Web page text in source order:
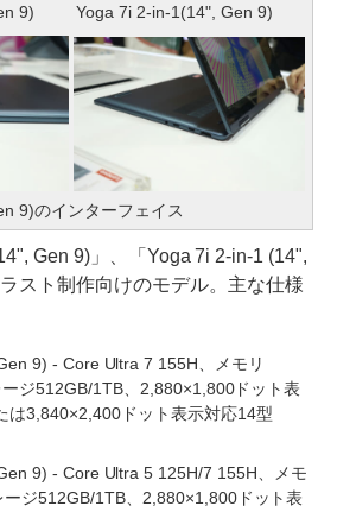
9) Yoga 7i 2-in-1(14", Gen 9)
9)のインターフェイス
Gen 9)」、「Yoga 7i 2-in-1 (14",
スト制作向けのモデル。主な仕様
9) - Core Ultra 7 155H、メモリ
ジ512GB/1TB、2,880×1,800ドット表
は3,840×2,400ドット表示対応14型
9) - Core Ultra 5 125H/7 155H、メモ
ージ512GB/1TB、2,880×1,800ドット表